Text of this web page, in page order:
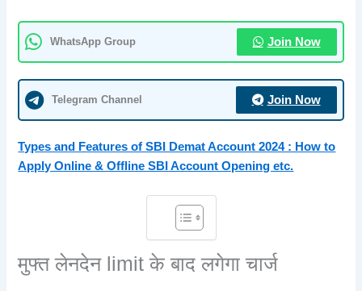
WhatsApp Group Join Now
Telegram Channel Join Now
Types and Features of SBI Demat Account 2024 : How to
Apply Online & Offline SBI Account Opening etc.
मुफ्त लेनदेन limit के बाद लगेगा चार्ज